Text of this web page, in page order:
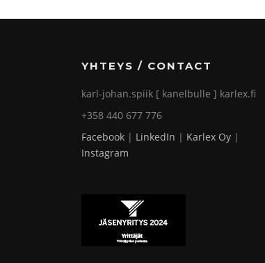
YHTEYS / CONTACT
karl-johan.spiik [ kanelbulle ] karlex.fi
+358 440 677 776
Facebook | LinkedIn | Karlex Oy |
Instagram